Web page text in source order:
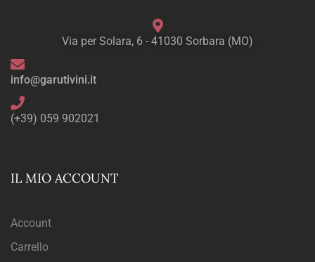
Via per Solara, 6 - 41030 Sorbara (MO)
info@garutivini.it
(+39) 059 902021
IL MIO ACCOUNT
Account
Carrello